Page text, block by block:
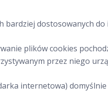
dostosowanych do
plików cookies
przez niego
internetowa)